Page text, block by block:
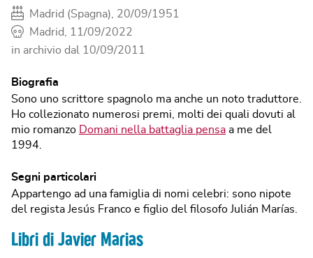
Madrid (Spagna), 20/09/1951
Madrid, 11/09/2022
in archivio dal 10/09/2011
Biografia
Sono uno scrittore spagnolo ma anche un noto traduttore.
Ho collezionato numerosi premi, molti dei quali dovuti al
mio romanzo
Domani nella battaglia pensa a me del
1994.
Segni particolari
Appartengo ad una famiglia di nomi celebri: sono nipote
del regista Jesús Franco e figlio del filosofo Julián Marías.
Libri di Javier Marias